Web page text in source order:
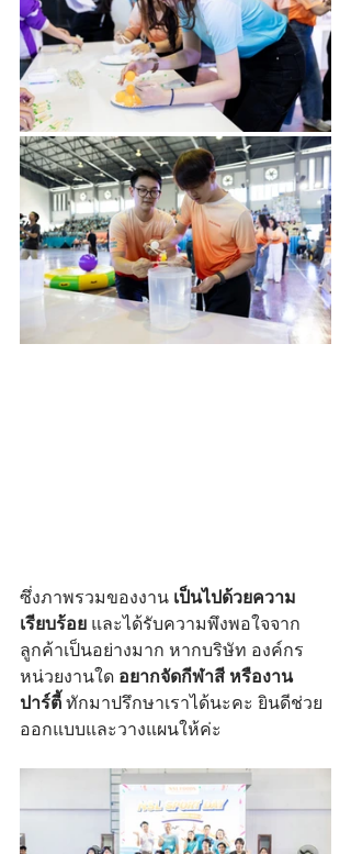
ซึ่งภาพรวมของงาน เป็นไปด้วยความ
เรียบร้อย และได้รับความพึงพอใจจาก
ลูกค้าเป็นอย่างมาก หากบริษัท องค์กร
หน่วยงานใด อยากจัดกีฬาสี หรืองาน
ปาร์ตี้ ทักมาปรึกษาเราได้นะคะ ยินดีช่วย
ออกแบบและวางแผนให้ค่ะ